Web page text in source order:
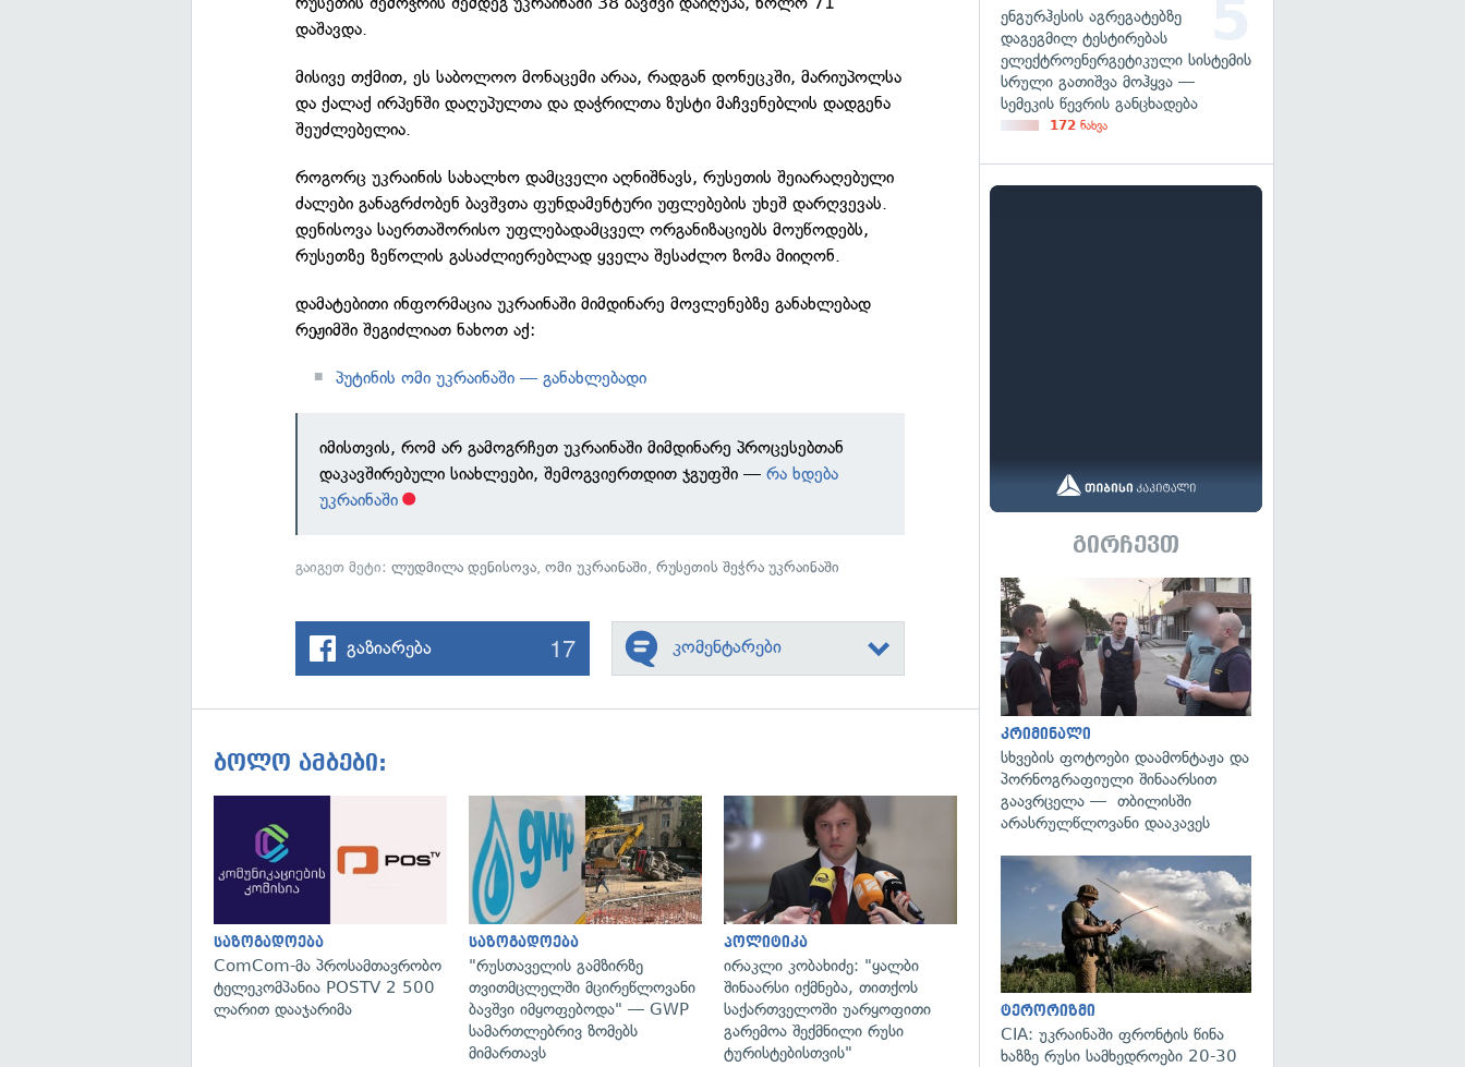
დაშავდა.
მისივე თქმით, ეს საბოლოო მონაცემი არაა, რადგან დონეცკში, მარიუპოლსა
და ქალაქ ირპენში დაღუპულთა და დაჭრილთა ზუსტი მაჩვენებლის დადგენა
შეუძლებელია.
როგორც უკრაინის სახალხო დამცველი აღნიშნავს, რუსეთის შეიარაღებული
ძალები განაგრძობენ ბავშვთა ფუნდამენტური უფლებების უხეშ დარღვევას.
დენისოვა საერთაშორისო უფლებადამცველ ორგანიზაციებს მოუწოდებს,
რუსეთზე ზეწოლის გასაძლიერებლად ყველა შესაძლო ზომა მიიღონ.
დამატებითი ინფორმაცია უკრაინაში მიმდინარე მოვლენებზე განახლებად
რეჟიმში შეგიძლიათ ნახოთ აქ:
პუტინის ომი უკრაინაში — განახლებადი
იმისთვის, რომ არ გამოგრჩეთ უკრაინაში მიმდინარე პროცესებთან
დაკავშირებული სიახლეები, შემოგვიერთდით ჯგუფში —რა ხდება
უკრაინაში
გაიგეთ მეტი:ლუდმილა დენისოვა,ომი უკრაინაში,რუსეთის შეჭრა უკრაინაში
გაზიარება 17 კომენტარები
ბოლო ამბები:
გადახედვა
საზოგადოება
ComCom-მა პროსამთავრობო
ტელეკომპანია POSTV 2 500
ლარით დააჯარიმა
საზოგადოება
"რუსთაველის გამზირზე
თვითმცლელში მცირეწლოვანი
ბავშვი იმყოფებოდა" — GWP
სამართლებრივ ზომებს
მიმართავს
გადახედვა
პოლიტიკა
ირაკლი კობახიძე: "ყალბი
შინაარსი იქმნება, თითქოს
საქართველოში უარყოფითი
გარემოა შექმნილი რუსი
ტურისტებისთვის"
ენგურჰესის აგრეგატებზე
დაგეგმილ ტესტირებას
ელექტროენერგეტიკული სისტემის
სრული გათიშვა მოჰყვა —
სემეკის წევრის განცხადება
172 ნახვა
გირჩევთ
კრიმინალი
სხვების ფოტოები დაამონტაჟა და
პორნოგრაფიული შინაარსით
გაავრცელა — თბილისში
არასრულწლოვანი დააკავეს
ტერორიზმი
CIA: უკრაინაში ფრონტის წინა
ხაზზე რუსი სამხედროები 20-30